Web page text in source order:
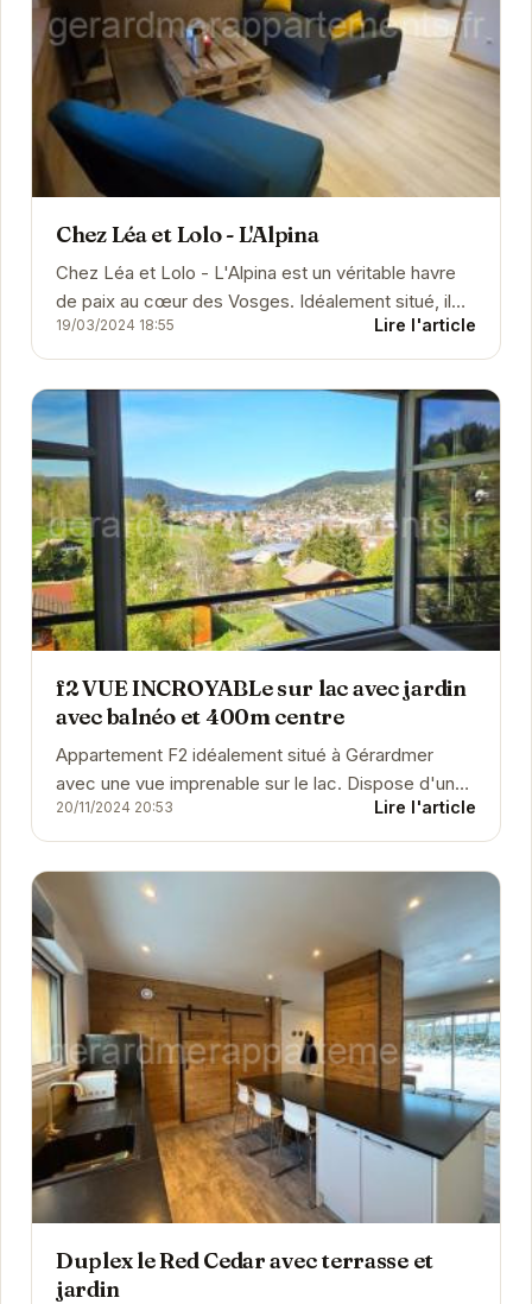
Chez Léa et Lolo - L'Alpina
Chez Léa et Lolo - L'Alpina est un véritable havre
de paix au cœur des Vosges. Idéalement situé, il
offre un accès facile aux nombreuses...
19/03/2024 18:55 Lire l'article
f2 VUE INCROYABLe sur lac avec jardin
avec balnéo et 400m centre
Appartement F2 idéalement situé à Gérardmer
avec une vue imprenable sur le lac. Dispose d'un
jardin et d'une balnéo pour des moments de...
20/11/2024 20:53 Lire l'article
Duplex le Red Cedar avec terrasse et
jardin